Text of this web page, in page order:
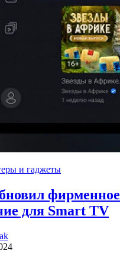
и гаджеты
фирменное
для Smart TV